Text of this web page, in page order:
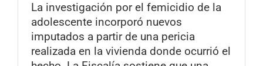
La investigación por el femicidio de la
adolescente incorporó nuevos
imputados a partir de una pericia
realizada en la vivienda donde ocurrió el